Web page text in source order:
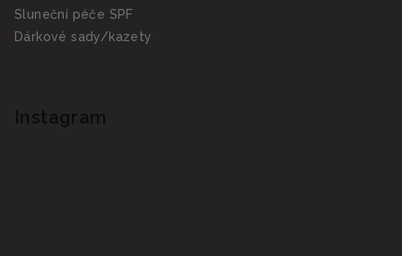
Sluneční péče SPF
Dárkové sady/kazety
Instagram